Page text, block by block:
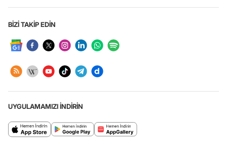
BİZİ TAKİP EDİN
UYGULAMAMIZI İNDİRİN